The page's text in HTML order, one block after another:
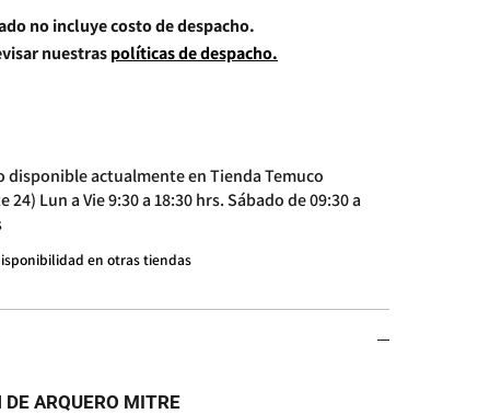
no incluye costo de despacho.
nuestraspolíticas de despacho.
disponible actualmente enTienda Temuco
24) Lun a Vie 9:30 a 18:30 hrs. Sábado de 09:30 a
en otras tiendas
DE ARQUERO MITRE